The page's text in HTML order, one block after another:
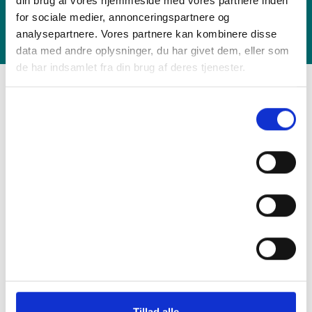
for sociale medier, annonceringspartnere og
analysepartnere. Vores partnere kan kombinere disse
data med andre oplysninger, du har givet dem, eller som
de har indsamlet fra din brug af deres tjenester.
januar overtog jeg en lejlighed, der havde brug for
den helt store renovering, så jeg skaffede mig en
entreprenør, der med sit hold gik i gang. Det vist sig
dog, at jeg havde valgt helt forkert, da man
"uforudsete udgifter" kom til og projektet kun
faldt derfor over Roskilde Tømrerfirma herinde. Ulf
kommunikere med, stillede de rigtige spørgsmål og
spørgsmål, han overholdt alle aftaler, gav meget
flotte tilbud og alt sammen med godt humør. Da det
udskifte gulvet, tog han også denne opgave på sig. I
sidste ende blev en enkelt opgave om at ordne mit
og var min nye entreprenør, der lappede på det de